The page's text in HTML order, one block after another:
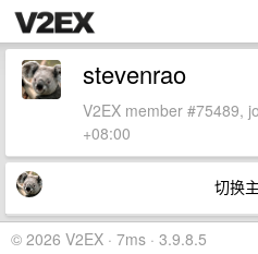
stevenrao
V2EX member #75489,
+08:00
切换
© 2026 V2EX · 7ms · 3.9.8.5